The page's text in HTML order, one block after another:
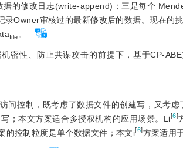
的修改日志(write-append)；三是每个
录Owner审核过的最新修改后的数据。现在的
file 。
密性、防止共谋攻击的前提下，基于CP-
问控制，既考虑了数据文件的创建写，又考
；本文方案适合多授权机构的应用场景。Li[6]
的控制粒度是单个数据文件；本文i[6]方案适用